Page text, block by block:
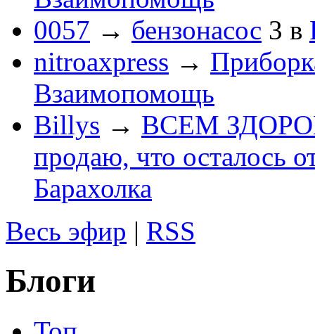
0057 → бензонасос 3 в
nitroaxpress →
Взаимопомощь
Billys → ВСЕМ
продаю, что осталось
Барахолка
Весь эфир | RSS
Блоги